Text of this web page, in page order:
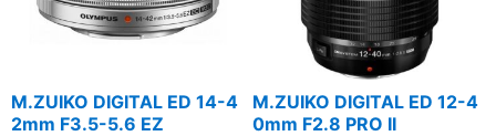
M.ZUIKO DIGITAL ED 14-4
2mm F3.5-5.6 EZ
M.ZUIKO DIGITAL ED 12-4
0mm F2.8 PRO II